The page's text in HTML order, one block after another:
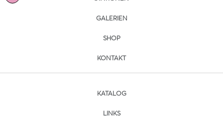
GALERIEN
SHOP
KONTAKT
KATALOG
LINKS